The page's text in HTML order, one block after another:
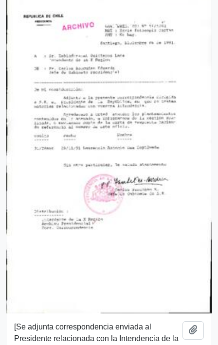
[Se adjunta correspondencia enviada al
Presidente relacionada con la Intendencia de la